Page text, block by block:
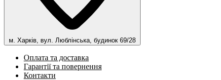
м. Харків, вул. Люблінська, будинок 69/28
Оплата та доставка
Гарантії та повернення
Контакти